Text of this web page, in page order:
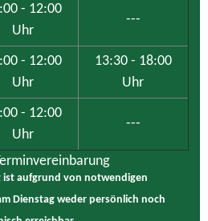
- 12:00
Uhr
---
- 12:00
Uhr
13:30 - 18:00
Uhr
- 12:00
Uhr
---
ist aufgrund von notwendigen
Dienstag weder persönlich noch